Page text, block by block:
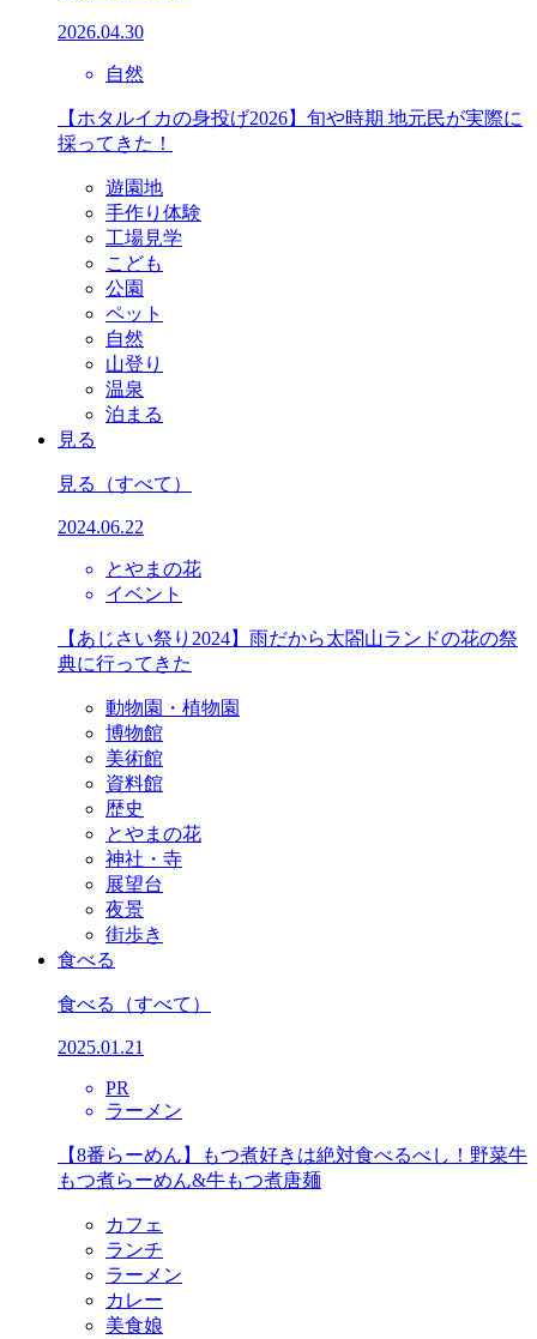
2026.04.30
自然
【ホタルイカの身投げ2026】旬や時期 地元民が実際に
採ってきた！
遊園地
手作り体験
工場見学
こども
公園
ペット
自然
山登り
温泉
泊まる
見る
見る （すべて）
2024.06.22
とやまの花
イベント
【あじさい祭り2024】雨だから太閤山ランドの花の祭
典に行ってきた
動物園・植物園
博物館
美術館
資料館
歴史
とやまの花
神社・寺
展望台
夜景
街歩き
食べる
食べる （すべて）
2025.01.21
PR
ラーメン
【8番らーめん】もつ煮好きは絶対食べるべし！野菜牛
もつ煮らーめん&牛もつ煮唐麺
カフェ
ランチ
ラーメン
カレー
美食娘